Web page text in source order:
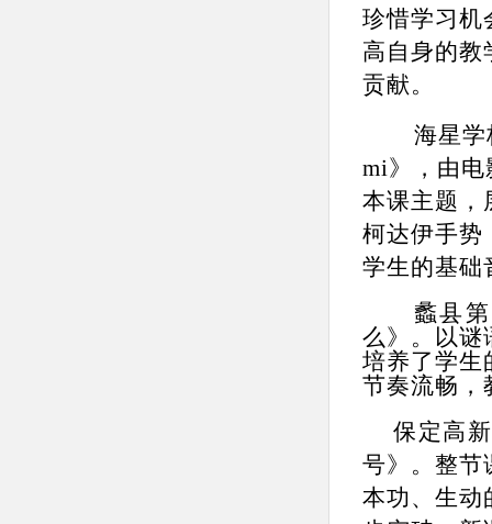
珍惜学习机
高自身的教
贡献。
海星
mi》，由
本课主题，
柯达伊手势
学生的基础
蠡县
么》。以谜
培养了学生
节奏流畅，
保定高
号》。整节
本功、生动